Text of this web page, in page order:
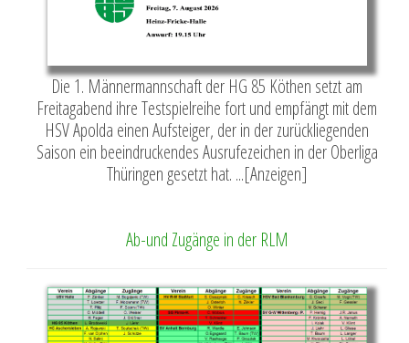
Die 1. Männermannschaft der HG 85 Köthen setzt am
Freitagabend ihre Testspielreihe fort und empfängt mit dem
HSV Apolda einen Aufsteiger, der in der zurückliegenden
Saison ein beeindruckendes Ausrufezeichen in der Oberliga
Thüringen gesetzt hat. ...[Anzeigen]
Ab-und Zugänge in der RLM